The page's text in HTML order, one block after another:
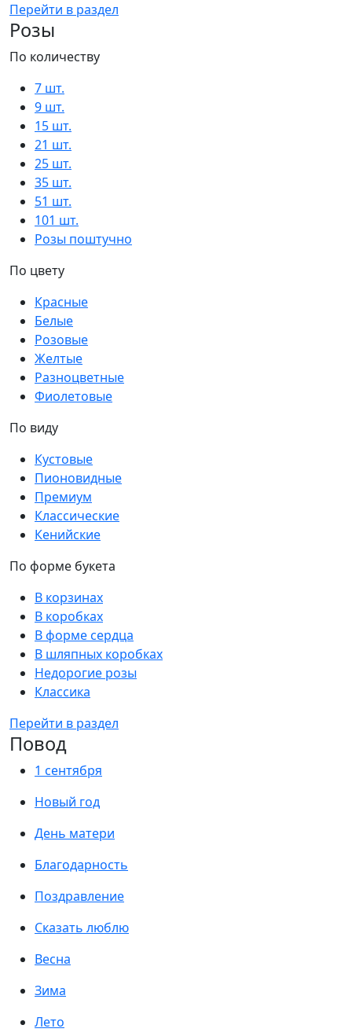
Перейти в раздел
Розы
По количеству
7 шт.
9 шт.
15 шт.
21 шт.
25 шт.
35 шт.
51 шт.
101 шт.
Розы поштучно
По цвету
Красные
Белые
Розовые
Желтые
Разноцветные
Фиолетовые
По виду
Кустовые
Пионовидные
Премиум
Классические
Кенийские
По форме букета
В корзинах
В коробках
В форме сердца
В шляпных коробках
Недорогие розы
Классика
Перейти в раздел
Повод
1 сентября
Новый год
День матери
Благодарность
Поздравление
Сказать люблю
Весна
Зима
Лето